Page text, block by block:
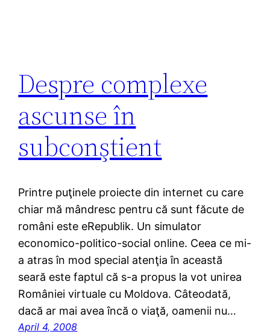
Despre complexe
ascunse în
subconştient
Printre puţinele proiecte din internet cu care
chiar mă mândresc pentru că sunt făcute de
români este eRepublik. Un simulator
economico-politico-social online. Ceea ce mi-
a atras în mod special atenţia în această
seară este faptul că s-a propus la vot unirea
României virtuale cu Moldova. Câteodată,
dacă ar mai avea încă o viaţă, oamenii nu…
April 4, 2008